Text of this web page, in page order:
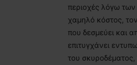
περιοχές λόγω
χαμηλό κόστος,
που δεσμεύει και
επιτυγχάνει
του